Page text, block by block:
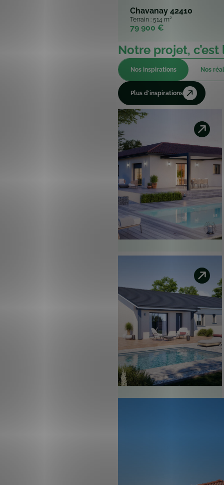
Chavanay 42410
Terrain : 514 m²
79 900 €
Notre projet,
Nos inspirations Nos
Plus d'inspirations